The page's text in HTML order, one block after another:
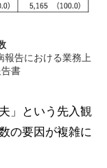
報告における業務上
書
」という先入観
の要因が複雑に